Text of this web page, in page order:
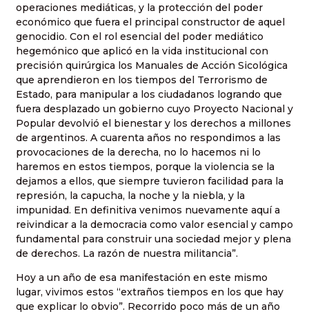
operaciones mediáticas, y la protección del poder
económico que fuera el principal constructor de aquel
genocidio. Con el rol esencial del poder mediático
hegemónico que aplicó en la vida institucional con
precisión quirúrgica los Manuales de Acción Sicológica
que aprendieron en los tiempos del Terrorismo de
Estado, para manipular a los ciudadanos logrando que
fuera desplazado un gobierno cuyo Proyecto Nacional y
Popular devolvió el bienestar y los derechos a millones
de argentinos. A cuarenta años no respondimos a las
provocaciones de la derecha, no lo hacemos ni lo
haremos en estos tiempos, porque la violencia se la
dejamos a ellos, que siempre tuvieron facilidad para la
represión, la capucha, la noche y la niebla, y la
impunidad. En definitiva venimos nuevamente aquí a
reivindicar a la democracia como valor esencial y campo
fundamental para construir una sociedad mejor y plena
de derechos. La razón de nuestra militancia”.
Hoy a un año de esa manifestación en este mismo
lugar, vivimos estos “extraños tiempos en los que hay
que explicar lo obvio”. Recorrido poco más de un año